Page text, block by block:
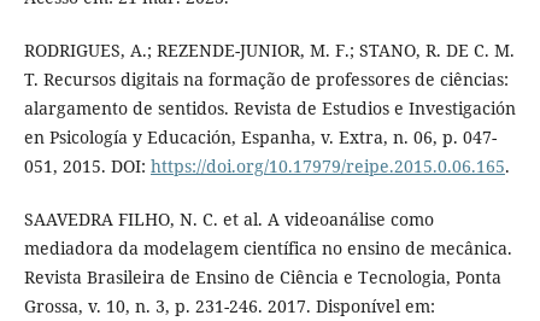
RODRIGUES, A.; REZENDE-JUNIOR, M. F.; STANO, R. DE C. M.
T. Recursos digitais na formação de professores de ciências:
alargamento de sentidos. Revista de Estudios e Investigación
en Psicología y Educación, Espanha, v. Extra, n. 06, p. 047-
051, 2015. DOI: https://doi.org/10.17979/reipe.2015.0.06.165.
SAAVEDRA FILHO, N. C. et al. A videoanálise como
mediadora da modelagem científica no ensino de mecânica.
Revista Brasileira de Ensino de Ciência e Tecnologia, Ponta
Grossa, v. 10, n. 3, p. 231-246. 2017. Disponível em: